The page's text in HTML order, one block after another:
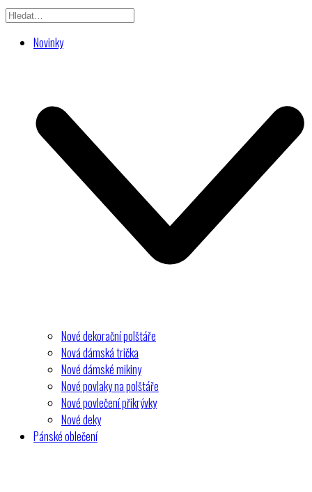
Novinky
Nové dekorační polštáře
Nová dámská trička
Nové dámské mikiny
Nové povlaky na polštáře
Nové povlečení přikrývky
Nové deky
Pánské oblečení